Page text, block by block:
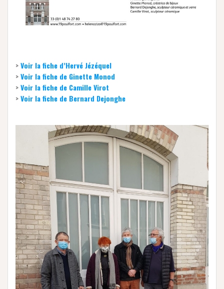
>Voir la fiche d’Hervé Jézéquel
>Voir la fiche de Ginette Monod
>Voir la fiche de Camille Virot
>Voir la fiche de Bernard Dejonghe